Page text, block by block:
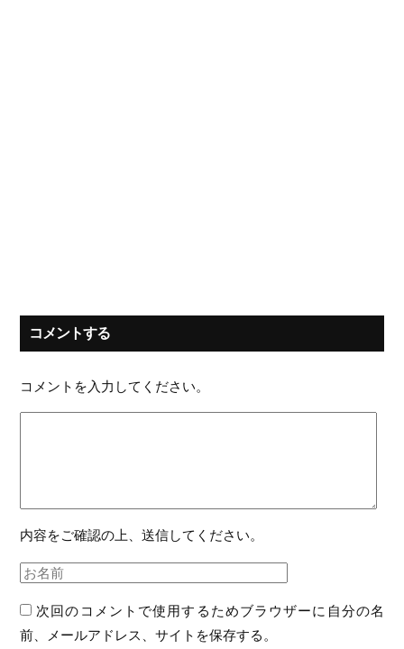
コメントする
コメントを入力してください。
内容をご確認の上、送信してください。
次回のコメントで使用するためブラウザーに自分の名
前、メールアドレス、サイトを保存する。